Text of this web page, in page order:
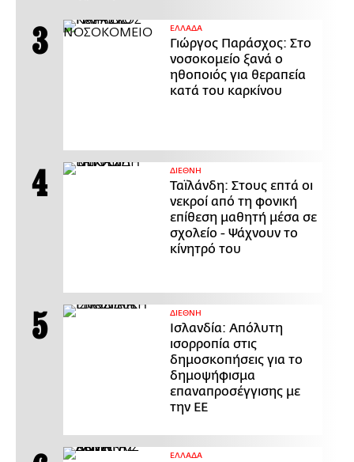
ΕΛΛΑΔΑ
Γιώργος Παράσχος: Στο
νοσοκομείο ξανά ο
ηθοποιός για θεραπεία
κατά του καρκίνου
ΔΙΕΘΝΗ
Ταϊλάνδη: Στους επτά οι
νεκροί από τη φονική
επίθεση μαθητή μέσα σε
σχολείο - Ψάχνουν το
κίνητρό του
ΔΙΕΘΝΗ
Ισλανδία: Απόλυτη
ισορροπία στις
δημοσκοπήσεις για το
δημοψήφισμα
επαναπροσέγγισης με
την ΕΕ
ΕΛΛΑΔΑ